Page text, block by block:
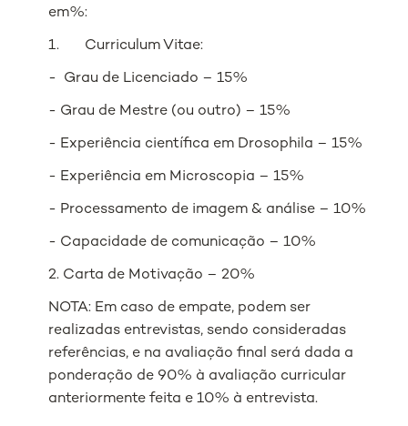
em%:
1. Curriculum Vitae:
- Grau de Licenciado – 15%
- Grau de Mestre (ou outro) – 15%
- Experiência científica em Drosophila – 15%
- Experiência em Microscopia – 15%
- Processamento de imagem & análise – 10%
- Capacidade de comunicação – 10%
2. Carta de Motivação – 20%
NOTA: Em caso de empate, podem ser
realizadas entrevistas, sendo consideradas
referências, e na avaliação final será dada a
ponderação de 90% à avaliação curricular
anteriormente feita e 10% à entrevista.